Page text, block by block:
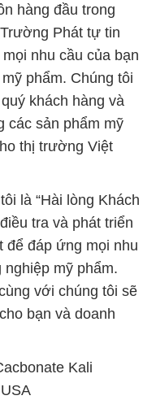
hàng đầu trong
Phát tự tin
nhu cầu của bạn
phẩm. Chúng tôi
khách hàng và
các sản phẩm mỹ
thị trường Việt
là “Hài lòng Khách
tra và phát triển
để đáp ứng mọi nhu
mỹ phẩm.
với chúng tôi sẽ
bạn và doanh
Kali